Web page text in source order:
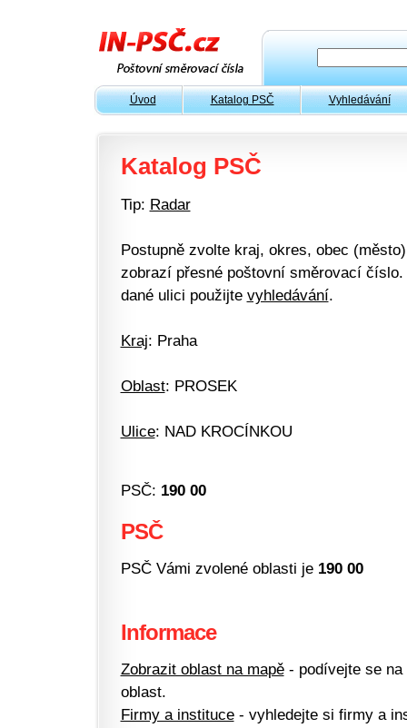
Úvod Katalog PSČ Vyhledávání
Katalog PSČ
Tip: Radar
Postupně zvolte kraj, okres, obec
zobrazí přesné poštovní směrovací
dané ulici použijte vyhledávání.
Kraj: Praha
Oblast: PROSEK
Ulice: NAD KROCÍNKOU
PSČ: 190 00
PSČ
PSČ Vámi zvolené oblasti je 190 00
Informace
Zobrazit oblast na mapě- podívejte se na
oblast.
Firmy a instituce- vyhledejte si firmy a